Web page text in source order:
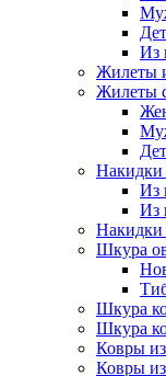
Из
Жилеты
Жилеты
Накидки
Из
Из
Накидки
Шкура
Шкура
Шкура
Ковры
Ковры